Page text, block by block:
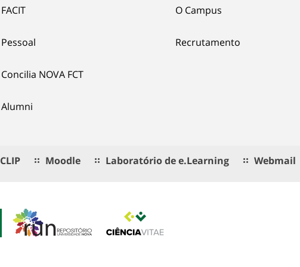
FACIT
Pessoal
Concilia NOVA FCT
Alumni
O Campus
Recrutamento
CLIP Moodle Laboratório de e.Learning Webmail